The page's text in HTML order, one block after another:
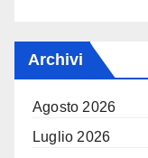
Archivi
Agosto 2026
Luglio 2026